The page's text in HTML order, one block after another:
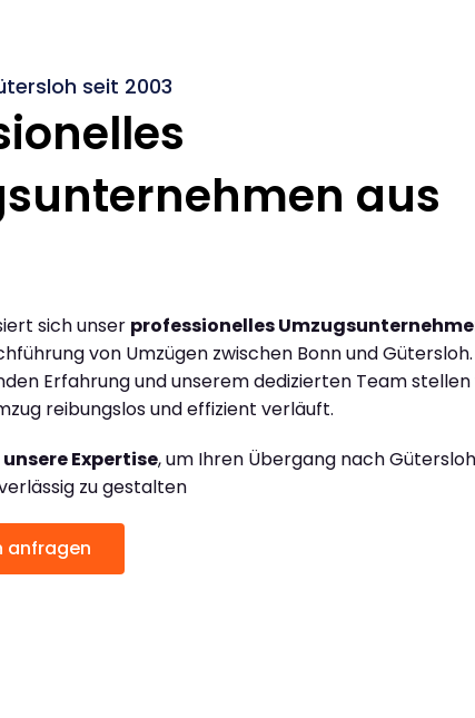
seit 2003
aus
sich unser professionelles
von Umzügen zwischen Bonn und
Erfahrung und unserem dedizierten Team stellen
reibungslos und effizient verläuft.
unsere Expertise, um Ihren Übergang nach Gütersloh
zu gestalten
anfragen